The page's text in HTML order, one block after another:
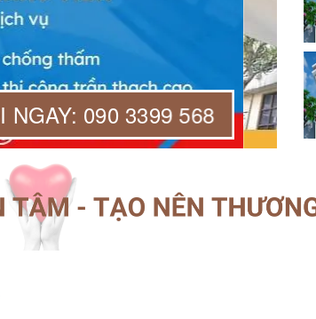
GỌI NGAY: 090 3399 568